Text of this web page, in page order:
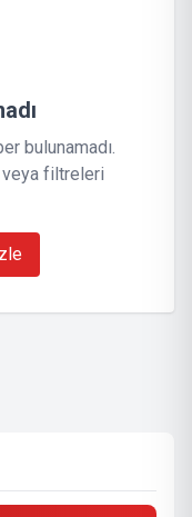
bulunamadı.
veya filtreleri